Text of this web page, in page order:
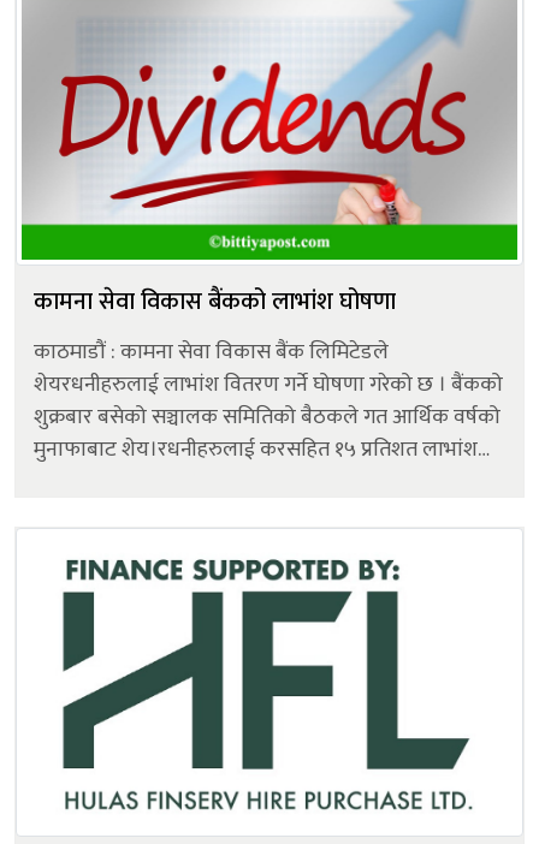
कामना सेवा विकास बैंकको लाभांश घोषणा
काठमाडौं : कामना सेवा विकास बैंक लिमिटेडले
शेयरधनीहरुलाई लाभांश वितरण गर्ने घोषणा गरेको छ । बैंकको
शुक्रबार बसेको सञ्चालक समितिको बैठकले गत आर्थिक वर्षको
मुनाफाबाट शेय।रधनीहरुलाई करसहित १५ प्रतिशत लाभांश